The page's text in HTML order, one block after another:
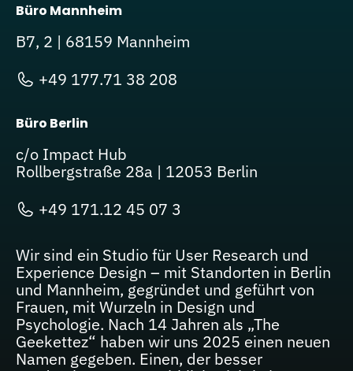
Büro Mannheim
B7, 2 | 68159 Mannheim
+49 177.71 38 208
Büro Berlin
c/o Impact Hub
Rollbergstraße 28a | 12053 Berlin
+49 171.12 45 07 3
Wir sind ein Studio für User Research und
Experience Design – mit Standorten in Berlin
und Mannheim, gegründet und geführt von
Frauen, mit Wurzeln in Design und
Psychologie. Nach 14 Jahren als „The
Geekettez“ haben wir uns 2025 einen neuen
Namen gegeben. Einen, der besser